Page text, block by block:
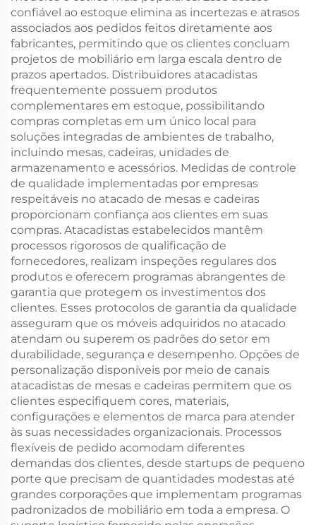
confiável ao estoque elimina as incertezas e atrasos
associados aos pedidos feitos diretamente aos
fabricantes, permitindo que os clientes concluam
projetos de mobiliário em larga escala dentro de
prazos apertados. Distribuidores atacadistas
frequentemente possuem produtos
complementares em estoque, possibilitando
compras completas em um único local para
soluções integradas de ambientes de trabalho,
incluindo mesas, cadeiras, unidades de
armazenamento e acessórios. Medidas de controle
de qualidade implementadas por empresas
respeitáveis no atacado de mesas e cadeiras
proporcionam confiança aos clientes em suas
compras. Atacadistas estabelecidos mantêm
processos rigorosos de qualificação de
fornecedores, realizam inspeções regulares dos
produtos e oferecem programas abrangentes de
garantia que protegem os investimentos dos
clientes. Esses protocolos de garantia da qualidade
asseguram que os móveis adquiridos no atacado
atendam ou superem os padrões do setor em
durabilidade, segurança e desempenho. Opções de
personalização disponíveis por meio de canais
atacadistas de mesas e cadeiras permitem que os
clientes especifiquem cores, materiais,
configurações e elementos de marca para atender
às suas necessidades organizacionais. Processos
flexíveis de pedido acomodam diferentes
demandas dos clientes, desde startups de pequeno
porte que precisam de quantidades modestas até
grandes corporações que implementam programas
padronizados de mobiliário em toda a empresa. O